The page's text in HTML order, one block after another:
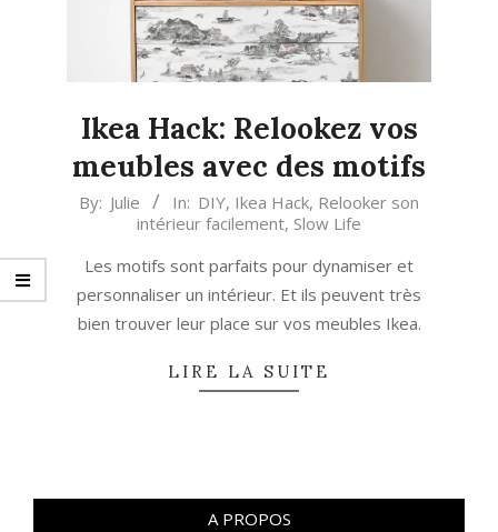
Ikea Hack: Relookez vos
meubles avec des motifs
2023-
By: Julie In: DIY, Ikea Hack, Relooker son
intérieur facilement, Slow Life
Les motifs sont parfaits pour dynamiser et
personnaliser un intérieur. Et ils peuvent très
bien trouver leur place sur vos meubles Ikea.
LIRE LA SUITE
A PROPOS